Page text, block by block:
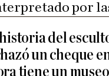
por
del
un cheque
tiene un museo